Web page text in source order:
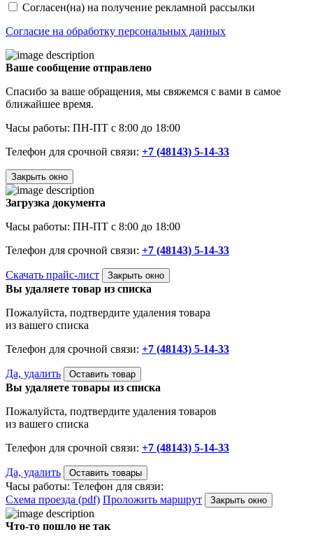
Согласен(на) на получение рекламной рассылки
Согласие на обработку персональных данных
Ваше сообщение отправлено
Спасибо за ваше обращения, мы свяжемся с вами в самое
ближайшее время.
Часы работы: ПН-ПТ с 8:00 до 18:00
Телефон для срочной связи: +7 (48143) 5-14-33
Закрыть окно
Загрузка документа
Часы работы: ПН-ПТ с 8:00 до 18:00
Телефон для срочной связи: +7 (48143) 5-14-33
Скачать прайс-лист Закрыть окно
Вы удаляете товар из списка
Пожалуйста, подтвердите удаления товара
из вашего списка
Телефон для срочной связи: +7 (48143) 5-14-33
Да, удалить Оставить товар
Вы удаляете товары из списка
Пожалуйста, подтвердите удаления товаров
из вашего списка
Телефон для срочной связи: +7 (48143) 5-14-33
Да, удалить Оставить товары
Часы работы: Телефон для связи:
Схема проезда (pdf) Проложить маршрут Закрыть окно
Что-то пошло не так